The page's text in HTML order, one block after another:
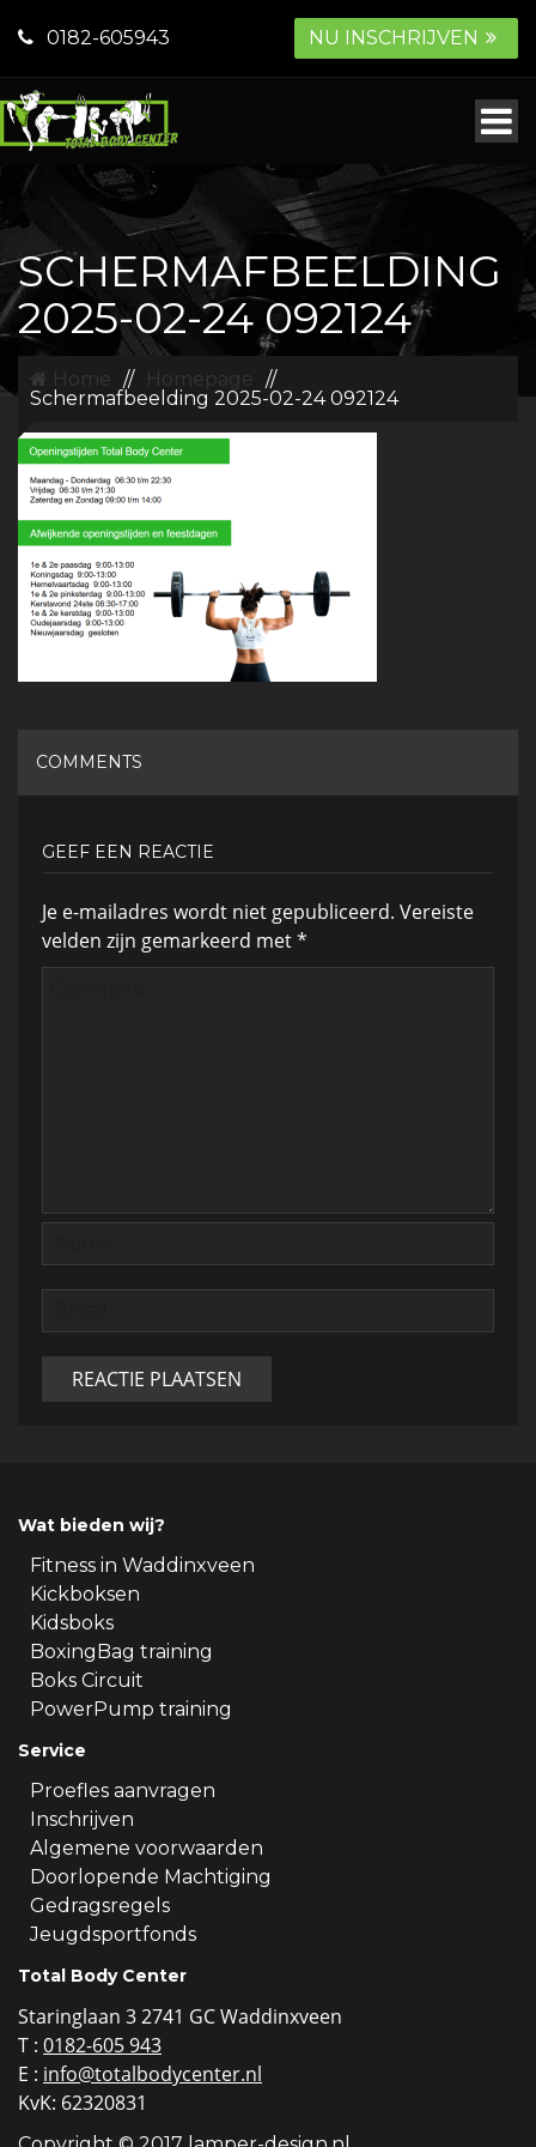
0182-605943 NU INSCHRIJVEN
SCHERMAFBEELDING
2025-02-24 092124
Home // Homepage //
Schermafbeelding 2025-02-24 092124
COMMENTS
GEEF EEN REACTIE
Je e-mailadres wordt niet gepubliceerd. Vereiste
velden zijn gemarkeerd met*
Wat bieden wij?
Fitness in Waddinxveen
Kickboksen
Kidsboks
BoxingBag training
Boks Circuit
PowerPump training
Service
Proefles aanvragen
Inschrijven
Algemene voorwaarden
Doorlopende Machtiging
Gedragsregels
Jeugdsportfonds
Total Body Center
Staringlaan 3 2741 GC Waddinxveen
T : 0182-605 943
E : info@totalbodycenter.nl
KvK: 62320831